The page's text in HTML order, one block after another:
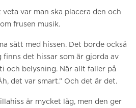
var man ska placera den och
frusen musik.
sätt med hissen. Det borde också
finns det hissar som är gjorda av
och belysning. När allt faller på
det var smart.” Och det är det.
är mycket låg, men den ger